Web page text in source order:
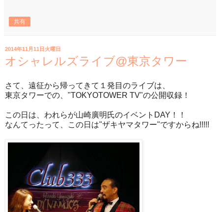
共有
2014年11月11日火曜日
オシャレルズライブ@東京タワー
さて、遠征から帰ってきて１発目のライブは、
東京タワーでの、"TOKYOTOWER TV"の公開収録！
この日は、われらが山崎廣明氏のイベントDAY！！
なんてったって、この日は"ザキヤマタワー"ですからね!!!!!